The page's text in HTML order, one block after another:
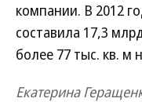
компании. В 2012
составила 17,3
более 77 тыс. кв. м
Екатерина